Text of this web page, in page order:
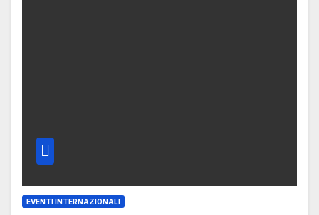
EVENTI INTERNAZIONALI